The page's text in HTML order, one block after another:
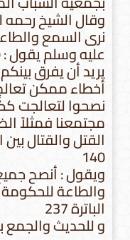
وقال الشيخ رحمه
نرى السمع
عليه وسلم يقول :
يريد أن يفرق
أخطاء ممكن
نصحوا لتعالجت
مجتمعنا فمثلاً
القتل والقتال بين
140
ويقول : أنصح
والطاعة
الباترة 237
و للحديث والجمع